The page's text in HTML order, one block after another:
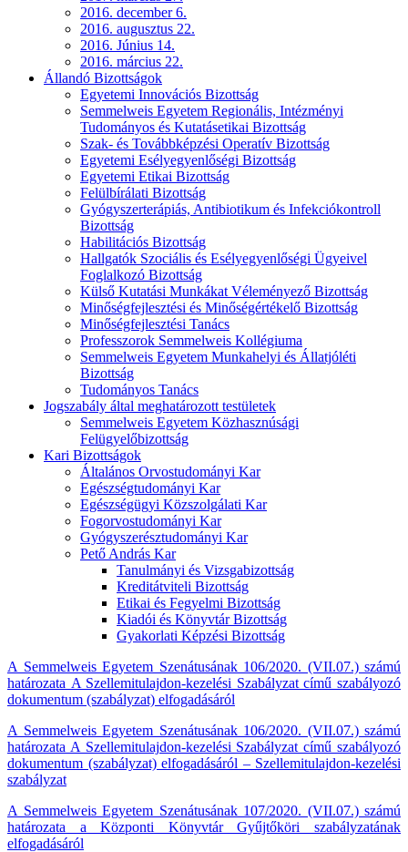
2016. december 6.
2016. augusztus 22.
2016. Június 14.
2016. március 22.
Állandó Bizottságok
Egyetemi Innovációs Bizottság
Semmelweis Egyetem Regionális, Intézményi
Tudományos és Kutatásetikai Bizottság
Szak- és Továbbképzési Operatív Bizottság
Egyetemi Esélyegyenlőségi Bizottság
Egyetemi Etikai Bizottság
Felülbírálati Bizottság
Gyógyszerterápiás, Antibiotikum és Infekciókontroll
Bizottság
Habilitációs Bizottság
Hallgatók Szociális és Esélyegyenlőségi Ügyeivel
Foglalkozó Bizottság
Külső Kutatási Munkákat Véleményező Bizottság
Minőségfejlesztési és Minőségértékelő Bizottság
Minőségfejlesztési Tanács
Professzorok Semmelweis Kollégiuma
Semmelweis Egyetem Munkahelyi és Állatjóléti
Bizottság
Tudományos Tanács
Jogszabály által meghatározott testületek
Semmelweis Egyetem Közhasznúsági
Felügyelőbizottság
Kari Bizottságok
Általános Orvostudományi Kar
Egészségtudományi Kar
Egészségügyi Közszolgálati Kar
Fogorvostudományi Kar
Gyógyszerésztudományi Kar
Pető András Kar
Tanulmányi és Vizsgabizottság
Kreditátviteli Bizottság
Etikai és Fegyelmi Bizottság
Kiadói és Könyvtár Bizottság
Gyakorlati Képzési Bizottság
A Semmelweis Egyetem Szenátusának 106/2020. (VII.07.) számú
határozata A Szellemitulajdon-kezelési Szabályzat című szabályozó
dokumentum (szabályzat) elfogadásáról
A Semmelweis Egyetem Szenátusának 106/2020. (VII.07.) számú
határozata A Szellemitulajdon-kezelési Szabályzat című szabályozó
dokumentum (szabályzat) elfogadásáról – Szellemitulajdon-kezelési
szabályzat
A Semmelweis Egyetem Szenátusának 107/2020. (VII.07.) számú
határozata a Központi Könyvtár Gyűjtőköri szabályzatának
elfogadásáról